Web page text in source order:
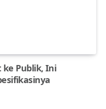
ke Publik, Ini